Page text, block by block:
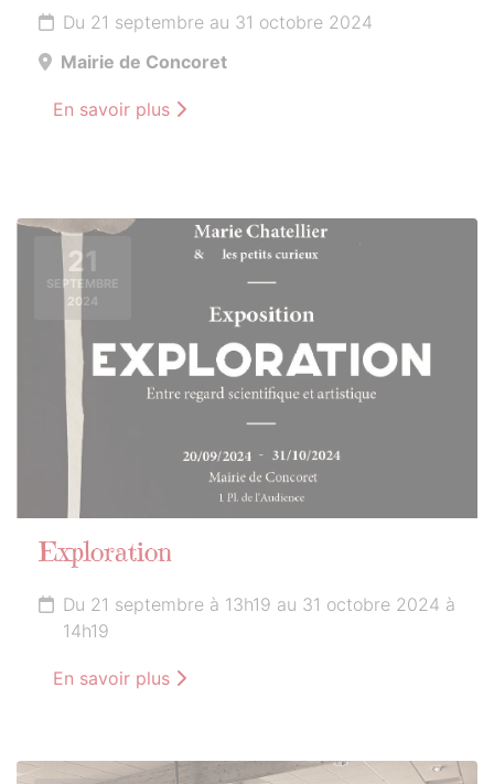
Du 21 septembre au 31 octobre 2024
Mairie de Concoret
En savoir plus
21
SEPTEMBRE
2024
Exploration
Du 21 septembre à 13h19 au 31 octobre 2024 à
14h19
En savoir plus